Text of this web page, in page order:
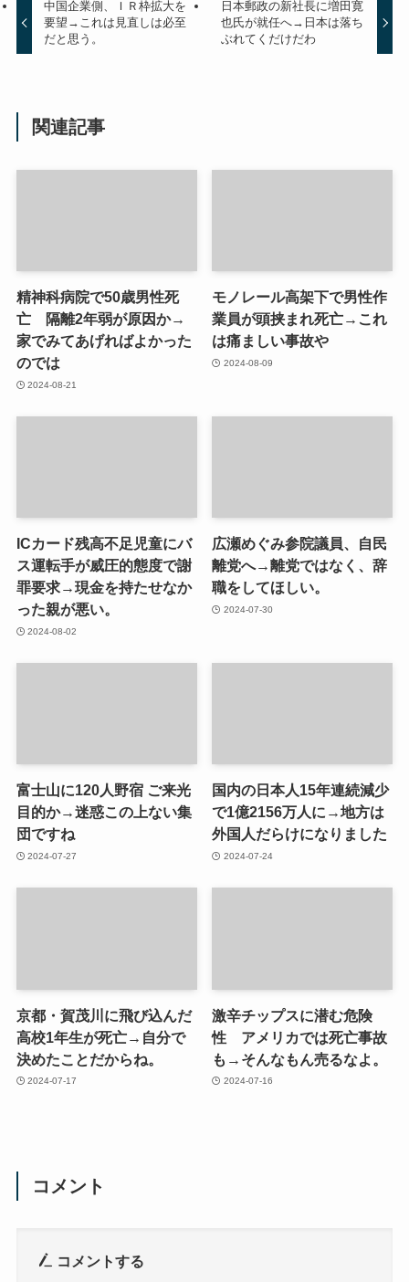
中国企業側、ＩＲ枠拡大を
要望→これは見直しは必至
だと思う。
日本郵政の新社長に増田寛
也氏が就任へ→日本は落ち
ぶれてくだけだわ
関連記事
精神科病院で50歳男性死
亡 隔離2年弱が原因か→
家でみてあげればよかった
のでは
2024-08-21
モノレール高架下で男性作
業員が頭挟まれ死亡→これ
は痛ましい事故や
2024-08-09
ICカード残高不足児童にバ
ス運転手が威圧的態度で謝
罪要求→現金を持たせなか
った親が悪い。
2024-08-02
広瀬めぐみ参院議員、自民
離党へ→離党ではなく、辞
職をしてほしい。
2024-07-30
富士山に120人野宿 ご来光
目的か→迷惑この上ない集
団ですね
2024-07-27
国内の日本人15年連続減少
で1億2156万人に→地方は
外国人だらけになりました
2024-07-24
京都・賀茂川に飛び込んだ
高校1年生が死亡→自分で
決めたことだからね。
2024-07-17
激辛チップスに潜む危険
性 アメリカでは死亡事故
も→そんなもん売るなよ。
2024-07-16
コメント
コメントする